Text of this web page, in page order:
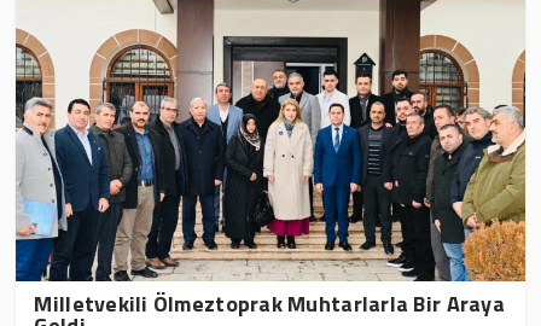
Milletvekili Ölmeztoprak Muhtarlarla Bir Araya